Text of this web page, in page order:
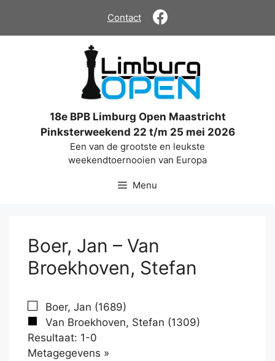
de
Contact
18e BPB Limburg Open Maastricht
Pinksterweekend 22 t/m 25 mei 2026
Een van de grootste en leukste
weekendtoernooien van Europa
Menu
Boer, Jan – Van
Broekhoven, Stefan
Boer, Jan (1689)
Van Broekhoven, Stefan (1309)
Resultaat: 1-0
Metagegevens »